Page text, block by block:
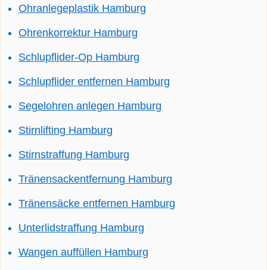
Ohranlegeplastik Hamburg
Ohrenkorrektur Hamburg
Schlupflider-Op Hamburg
Schlupflider entfernen Hamburg
Segelohren anlegen Hamburg
Stirnlifting Hamburg
Stirnstraffung Hamburg
Tränensackentfernung Hamburg
Tränensäcke entfernen Hamburg
Unterlidstraffung Hamburg
Wangen auffüllen Hamburg